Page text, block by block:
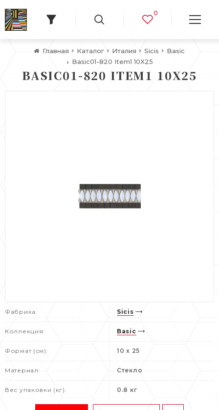
0
Главная Каталог Италия Sicis
Basic
Basic01-820 Item1 10X25
BASIC01-820 ITEM1 10X25
Фабрика: Sicis
Коллекция: Basic
Формат (см): 10 x 25
Материал: Стекло
Вес упаковки (кг): 0.8 кг